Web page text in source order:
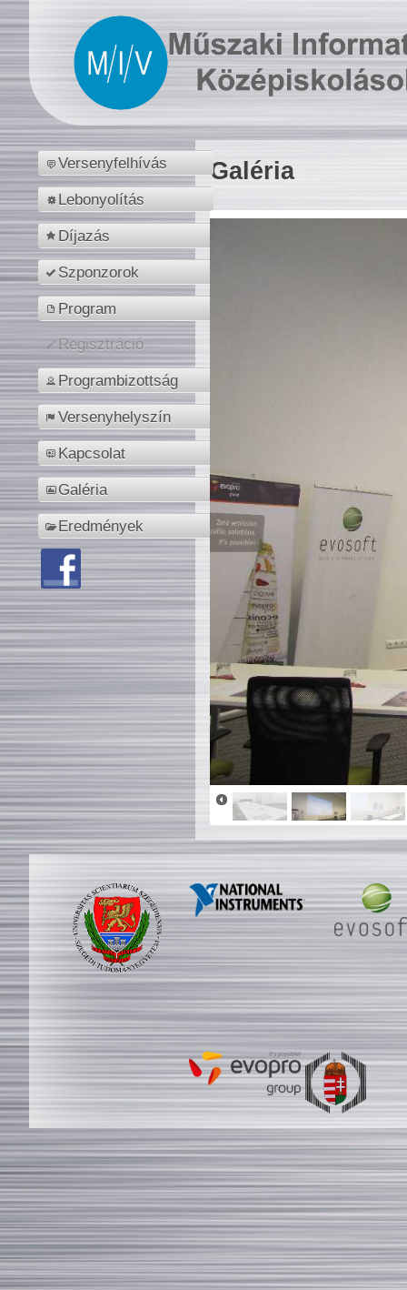
Versenyfelhívás
Lebonyolítás
Díjazás
Szponzorok
Program
Regisztráció
Programbizottság
Versenyhelyszín
Kapcsolat
Galéria
Eredmények
Galéria